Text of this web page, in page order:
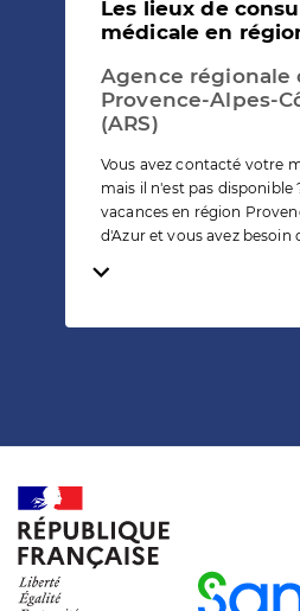
Les lieux de
médicale en
Agence régionale
Provence-Alpes-
(ARS)
Vous avez contacté votre
mais il n'est pas disponible
vacances en région
d'Azur et vous avez besoin
Temps de lecture